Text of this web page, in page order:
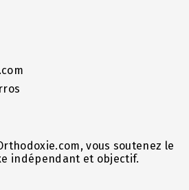
vous soutenez le
indépendant et objectif.